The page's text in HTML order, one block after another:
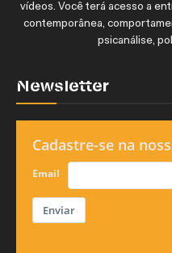
vídeos. Você terá acesso a
contemporânea,
psicanálise,
Newsletter
Cadastre-se na
Email
Enviar